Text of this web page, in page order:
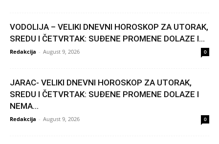
VODOLIJA – VELIKI DNEVNI HOROSKOP ZA UTORAK,
SREDU I ČETVRTAK: SUĐENE PROMENE DOLAZE I...
Redakcija - August 9, 2026 0
JARAC- VELIKI DNEVNI HOROSKOP ZA UTORAK,
SREDU I ČETVRTAK: SUĐENE PROMENE DOLAZE I
NEMA...
Redakcija - August 9, 2026 0